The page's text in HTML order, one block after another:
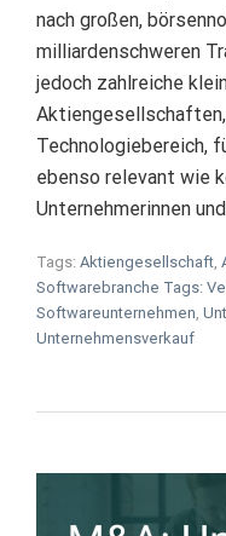
nach großen,
milliardenschweren
jedoch zahlreiche
Technologiebereich,
ebenso relevant wie
Unternehmerinnen
Tags: Aktiengesellschaft,
Softwarebranche Tags:
Softwareunternehmen,
Unternehmensverkauf